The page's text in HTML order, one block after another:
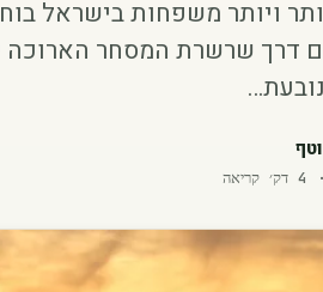
ויותר משפחות בישראל
דרך שרשרת המסחר הארוכה
4 דק׳ קריאה